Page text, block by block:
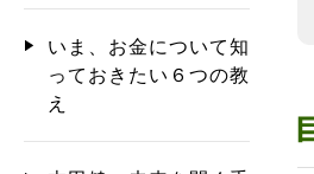
いま、お金について知
っておきたい６つの教
え